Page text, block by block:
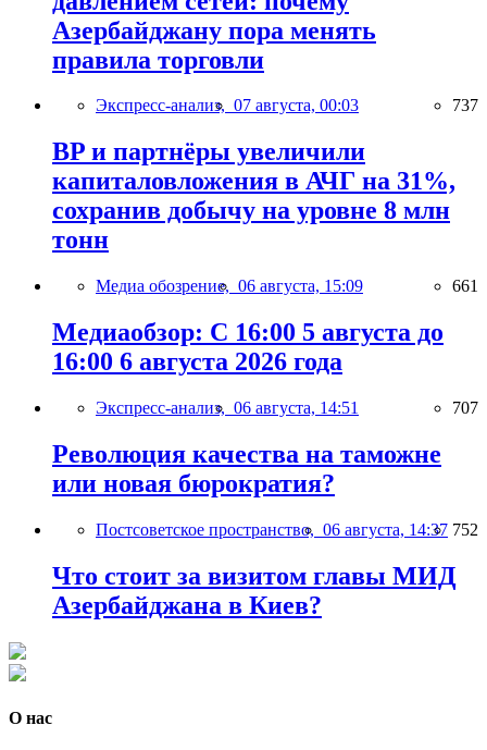
Азербайджану пора менять
правила торговли
Экспресс-анализ, 07 августа, 00:03 737
BP и партнёры увеличили
капиталовложения в АЧГ на 31%,
сохранив добычу на уровне 8 млн
тонн
Медиа обозрение, 06 августа, 15:09 661
Медиаобзор: С 16:00 5 августа до
16:00 6 августа 2026 года
Экспресс-анализ, 06 августа, 14:51 707
Революция качества на таможне
или новая бюрократия?
Постсоветское пространство, 06 августа, 14:37 752
Что стоит за визитом главы МИД
Азербайджана в Киев?
О нас